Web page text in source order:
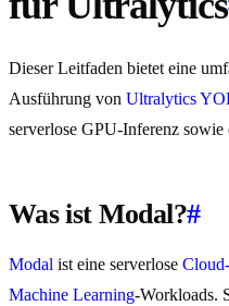
Dieser Leitfaden bietet eine
Ausführung von Ultralytics
serverlose GPU-Inferenz
Was ist Modal?#
Modal ist eine serverlose
Machine Learning-Workloads.